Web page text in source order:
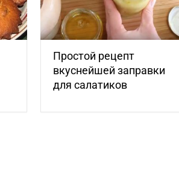
Простой рецепт
вкуснейшей заправки
для салатиков